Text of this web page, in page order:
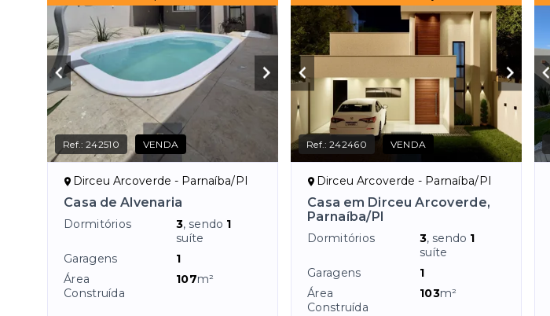
Ref.:242510 VENDA
Dirceu Arcoverde - Parnaíba/PI
Casa de Alvenaria
Dormitórios 3, sendo 1
suíte
Garagens
1
Área
Construída
107m²
Ref.:242460 VENDA
Dirceu Arcoverde - Parnaíba/PI
Casa em Dirceu Arcoverde,
Parnaíba/PI
Dormitórios 3, sendo 1
suíte
Garagens
1
Área
Construída
103m²